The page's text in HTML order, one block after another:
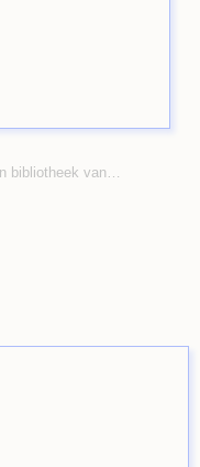
bibliotheek van…